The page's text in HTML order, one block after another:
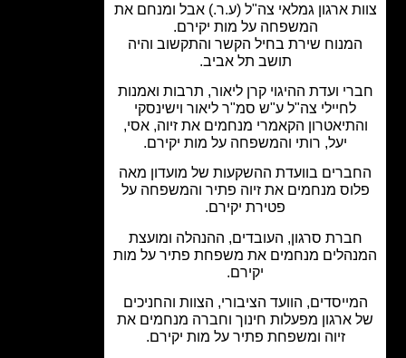
ארגון גמלאי צה"ל (ע.ר.) אבל ומנחם את
המשפחה על מות יקירם.
שירת בחיל הקשר והתקשוב והיה
תושב תל אביב.
ועדת ההיגוי קרן ליאור, תרבות ואמנות
לחיילי צה"ל ע"ש סמ"ר ליאור וישינסקי
הקאמרי מנחמים את זיוה, אסי,
יעל, רותי והמשפחה על מות יקירם.
בוועדת ההשקעות של מועדון מאה
מנחמים את זיוה פתיר והמשפחה על
פטירת יקירם.
סרגון, העובדים, ההנהלה ומועצת
מנחמים את משפחת פתיר על מות
הוועד הציבורי, הצוות והחניכים
ארגון מפעלות חינוך וחברה מנחמים את
זיוה ומשפחת פתיר על מות יקירם.